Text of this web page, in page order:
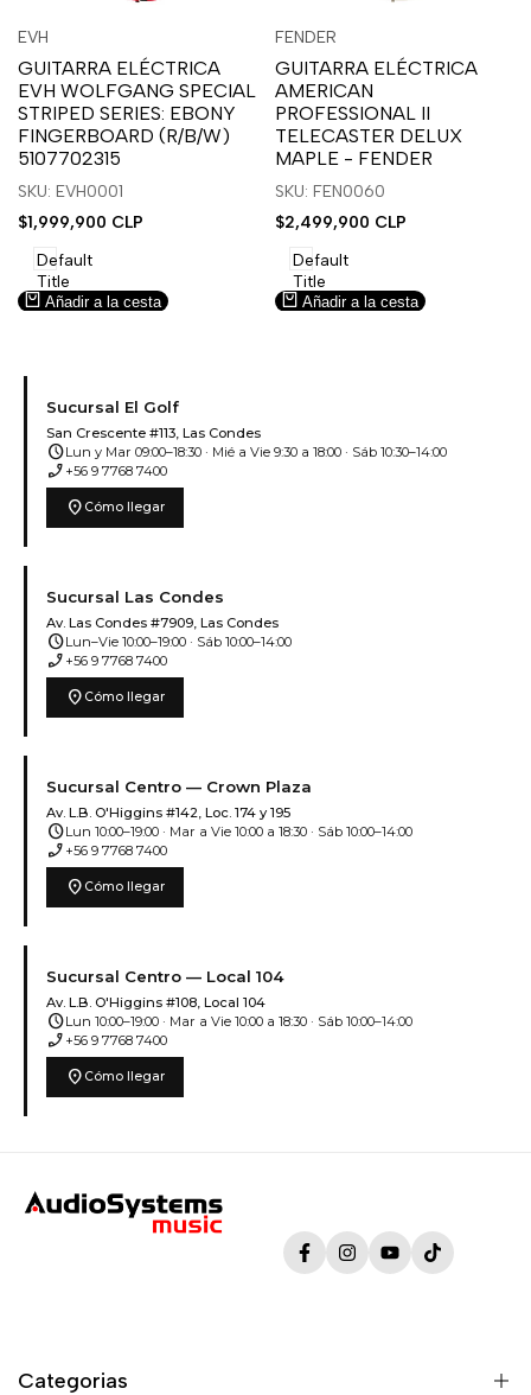
sesión
para
usar
la
lista
deseos.
para
usar
Compare
Proveedor:
EVH
GUITARRA ELÉCTRICA
EVH WOLFGANG SPECIAL
STRIPED SERIES: EBONY
FINGERBOARD (R/B/W)
5107702315
SKU: EVH0001
Precio
venta
$1,999,900 CLP
Default
Title
Añadir a la cesta
sesión
para
usar
la
lista
deseos.
sesión
para
usar
Compare
Vista
Proveedor:
FENDER
GUITARRA ELÉCTRICA
AMERICAN
PROFESSIONAL II
TELECASTER DELUX
MAPLE - FENDER
SKU: FEN0060
Precio
venta
$2,499,900 CLP
Default
Title
Añadir a la cesta
Sucursal El Golf
San Crescente #113, Las Condes
scheduleLun y Mar 09:00–18:30 · Mié a Vie 9:30 a 18:00 · Sáb 10:30–14:00
phone_enabled +56 9 7768 7400
location_on Cómo llegar
Sucursal Las Condes
Av. Las Condes #7909, Las Condes
scheduleLun–Vie 10:00–19:00 · Sáb 10:00–14:00
phone_enabled +56 9 7768 7400
location_on Cómo llegar
Sucursal Centro — Crown Plaza
Av. L.B. O'Higgins #142, Loc. 174 y 195
scheduleLun 10:00–19:00 · Mar a Vie 10:00 a 18:30 · Sáb 10:00–14:00
phone_enabled +56 9 7768 7400
location_on Cómo llegar
Sucursal Centro — Local 104
Av. L.B. O'Higgins #108, Local 104
scheduleLun 10:00–19:00 · Mar a Vie 10:00 a 18:30 · Sáb 10:00–14:00
phone_enabled +56 9 7768 7400
location_on Cómo llegar
FacebookInstagramYouTubeTikTok
Categorias